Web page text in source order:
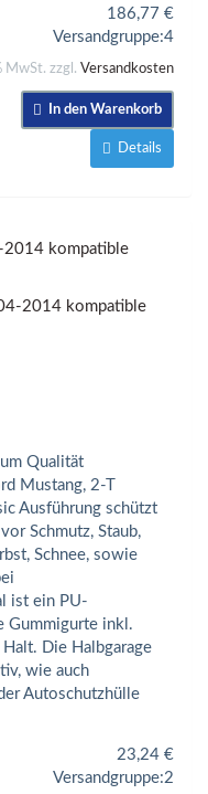
186,77 €
Versandgruppe:4
MwSt. zzgl. Versandkosten
In den Warenkorb
Details
2014 kompatible
Qualität
Mustang, 2-T
Ausführung schützt
Schmutz, Staub,
Schnee, sowie
ist ein PU-
Gummigurte inkl.
Die Halbgarage
wie auch
Autoschutzhülle
23,24 €
Versandgruppe:2